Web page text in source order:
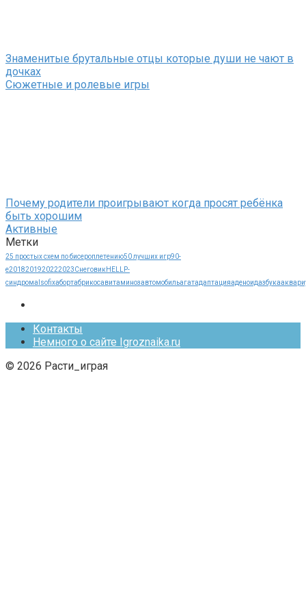
Знаменитые брутальные отцы которые души не чают в
дочках
Сюжетные и ролевые игры
Почему родители проигрывают когда просят ребёнка
быть хорошим
Активные
Метки
25 простых схем по бисероплетению50 лучших игр90-
е2018201920222023CнеговикHELLP-
синдрома Isofixабортабрикосавитаминозавтомобильагатадаптацияаденоидазбука
Контакты
Немного о сайте Igroznaika.ru
© 2026 Расти_играя